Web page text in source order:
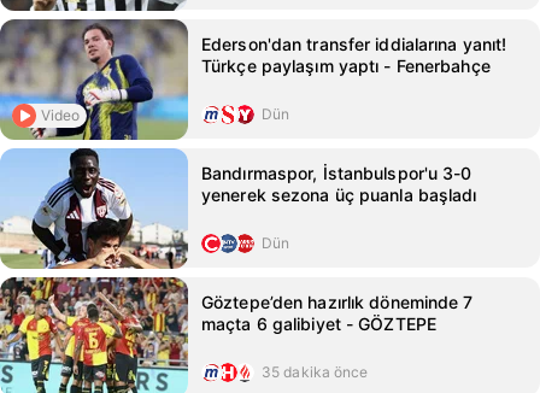
Video
Ederson'dan transfer iddialarına yanıt!
Türkçe paylaşım yaptı - Fenerbahçe
Dün
Bandırmaspor, İstanbulspor'u 3-0
yenerek sezona üç puanla başladı
Dün
Göztepe’den hazırlık döneminde 7
maçta 6 galibiyet - GÖZTEPE
35 dakika önce